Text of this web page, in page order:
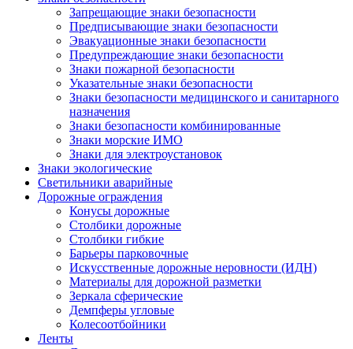
Запрещающие знаки безопасности
Предписывающие знаки безопасности
Эвакуационные знаки безопасности
Предупреждающие знаки безопасности
Знаки пожарной безопасности
Указательные знаки безопасности
Знаки безопасности медицинского и санитарного
назначения
Знаки безопасности комбинированные
Знаки морские ИМО
Знаки для электроустановок
Знаки экологические
Светильники аварийные
Дорожные ограждения
Конусы дорожные
Столбики дорожные
Столбики гибкие
Барьеры парковочные
Искусственные дорожные неровности (ИДН)
Материалы для дорожной разметки
Зеркала сферические
Демпферы угловые
Колесоотбойники
Ленты